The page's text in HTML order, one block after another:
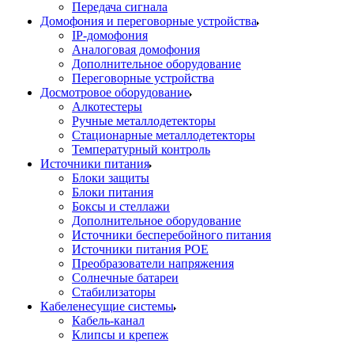
Передача сигнала
Домофония и переговорные устройства
IP-домофония
Аналоговая домофония
Дополнительное оборудование
Переговорные устройства
Досмотровое оборудование
Алкотестеры
Ручные металлодетекторы
Стационарные металлодетекторы
Температурный контроль
Источники питания
Блоки защиты
Блоки питания
Боксы и стеллажи
Дополнительное оборудование
Источники бесперебойного питания
Источники питания POE
Преобразователи напряжения
Солнечные батареи
Стабилизаторы
Кабеленесущие системы
Кабель-канал
Клипсы и крепеж